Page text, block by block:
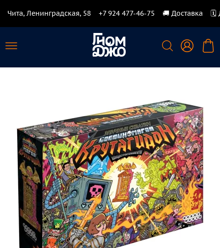
Чита, Ленинградская, 58 +7 924 477-46-75 🚚 Доставка 🗓️